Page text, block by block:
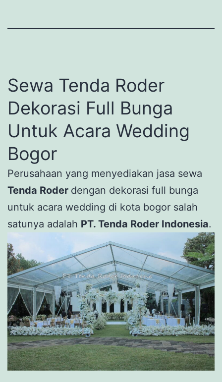
Sewa Tenda Roder
Dekorasi Full Bunga
Untuk Acara Wedding
Bogor
Perusahaan yang menyediakan jasa sewa
Tenda Roder dengan dekorasi full bunga
untuk acara wedding di kota bogor salah
satunya adalah PT. Tenda Roder Indonesia.